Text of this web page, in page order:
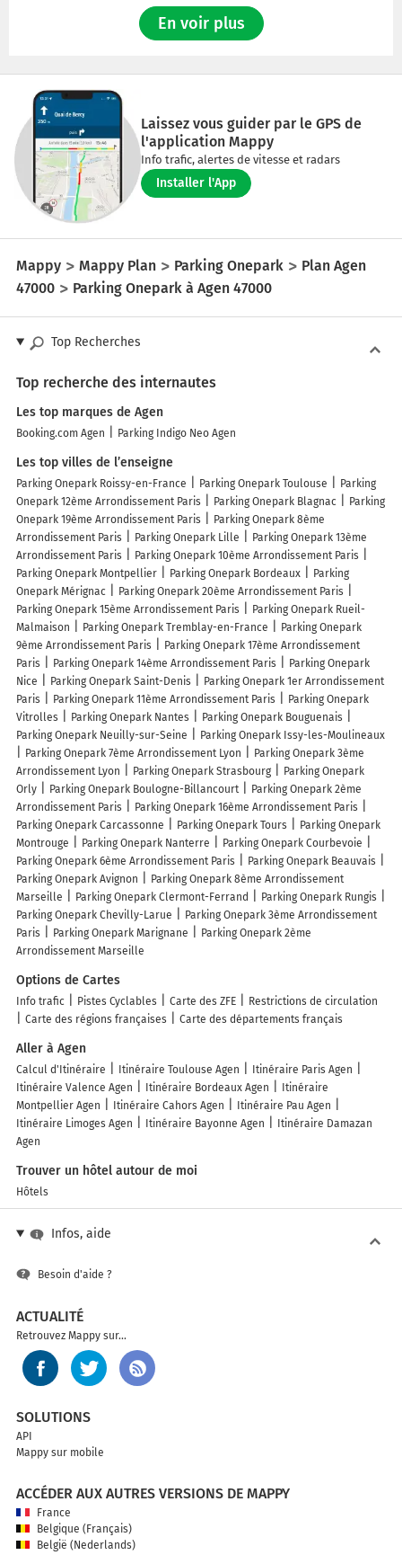
En voir plus
Laissez vous guider par le GPS de
l'application Mappy
Info trafic, alertes de vitesse et radars
Installer l'App
Mappy Mappy Plan Parking Onepark
Plan Agen
47000
Parking Onepark à Agen 47000
Top Recherches
Top recherche des internautes
Les top marques de Agen
Booking.com Agen Parking Indigo Neo Agen
Les top villes de l’enseigne
Parking Onepark Roissy-en-France Parking Onepark Toulouse
Parking
Onepark 12ème Arrondissement Paris
Parking Onepark Blagnac
Parking
Onepark 19ème Arrondissement Paris
Parking Onepark 8ème
Arrondissement Paris
Parking Onepark Lille
Parking Onepark 13ème
Arrondissement Paris
Parking Onepark 10ème Arrondissement Paris
Parking Onepark Montpellier
Parking Onepark Bordeaux
Parking
Onepark Mérignac
Parking Onepark 20ème Arrondissement Paris
Parking Onepark 15ème Arrondissement Paris
Parking Onepark Rueil-
Malmaison
Parking Onepark Tremblay-en-France
Parking Onepark
9ème Arrondissement Paris
Parking Onepark 17ème Arrondissement
Paris
Parking Onepark 14ème Arrondissement Paris
Parking Onepark
Nice
Parking Onepark Saint-Denis
Parking Onepark 1er Arrondissement
Paris
Parking Onepark 11ème Arrondissement Paris
Parking Onepark
Vitrolles
Parking Onepark Nantes
Parking Onepark Bouguenais
Parking Onepark Neuilly-sur-Seine
Parking Onepark Issy-les-Moulineaux
Parking Onepark 7ème Arrondissement Lyon
Parking Onepark 3ème
Arrondissement Lyon
Parking Onepark Strasbourg
Parking Onepark
Orly
Parking Onepark Boulogne-Billancourt
Parking Onepark 2ème
Arrondissement Paris
Parking Onepark 16ème Arrondissement Paris
Parking Onepark Carcassonne
Parking Onepark Tours
Parking Onepark
Montrouge
Parking Onepark Nanterre
Parking Onepark Courbevoie
Parking Onepark 6ème Arrondissement Paris
Parking Onepark Beauvais
Parking Onepark Avignon
Parking Onepark 8ème Arrondissement
Marseille
Parking Onepark Clermont-Ferrand
Parking Onepark Rungis
Parking Onepark Chevilly-Larue
Parking Onepark 3ème Arrondissement
Paris
Parking Onepark Marignane
Parking Onepark 2ème
Arrondissement Marseille
Options de Cartes
Info trafic Pistes Cyclables Carte des ZFE
Restrictions de circulation
Carte des régions françaises
Carte des départements français
Aller à Agen
Calcul d'Itinéraire Itinéraire Toulouse Agen
Itinéraire Paris Agen
Itinéraire Valence Agen
Itinéraire Bordeaux Agen
Itinéraire
Montpellier Agen
Itinéraire Cahors Agen
Itinéraire Pau Agen
Itinéraire Limoges Agen
Itinéraire Bayonne Agen
Itinéraire Damazan
Agen
Trouver un hôtel autour de moi
Hôtels
Infos, aide
Besoin d'aide ?
ACTUALITÉ
Retrouvez Mappy sur...
SOLUTIONS
API
Mappy sur mobile
ACCÉDER AUX AUTRES VERSIONS DE MAPPY
France
Belgique (Français)
België (Nederlands)